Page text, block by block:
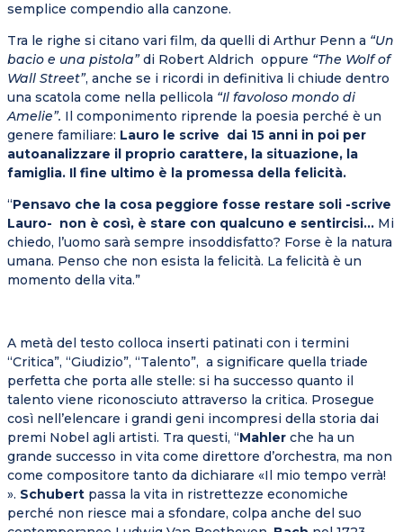
semplice compendio alla canzone.
Tra le righe si citano vari film, da quelli di Arthur Penn a “Un
bacio e una pistola”di Robert Aldrich oppure “The Wolf of
Wall Street”, anche se i ricordi in definitiva li chiude dentro
una scatola come nella pellicola “Il favoloso mondo di
Amelie”. Il componimento riprende la poesia perché è un
genere familiare: Lauro le scrive dai 15 anni in poi per
autoanalizzare il proprio carattere, la situazione, la
famiglia. Il fine ultimo è la promessa della felicità.
“Pensavo che la cosa peggiore fosse restare soli -scrive
Lauro- non è così, è stare con qualcuno e sentircisi… Mi
chiedo, l’uomo sarà sempre insoddisfatto? Forse è la natura
umana. Penso che non esista la felicità. La felicità è un
momento della vita.”
A metà del testo colloca inserti patinati con i termini
“Critica”, “Giudizio”, “Talento”, a significare quella triade
perfetta che porta alle stelle: si ha successo quanto il
talento viene riconosciuto attraverso la critica. Prosegue
così nell’elencare i grandi geni incompresi della storia dai
premi Nobel agli artisti. Tra questi, “Mahler che ha un
grande successo in vita come direttore d’orchestra, ma non
come compositore tanto da dichiarare «Il mio tempo verrà!
». Schubert passa la vita in ristrettezze economiche
perché non riesce mai a sfondare, colpa anche del suo